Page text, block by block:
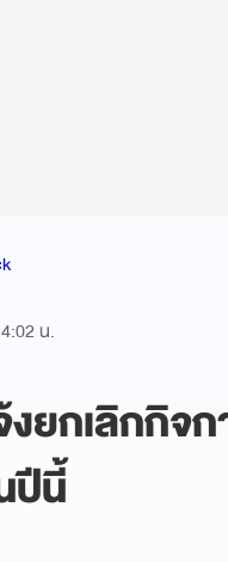
น.
งยกเลิกกิจ
ปีนี้